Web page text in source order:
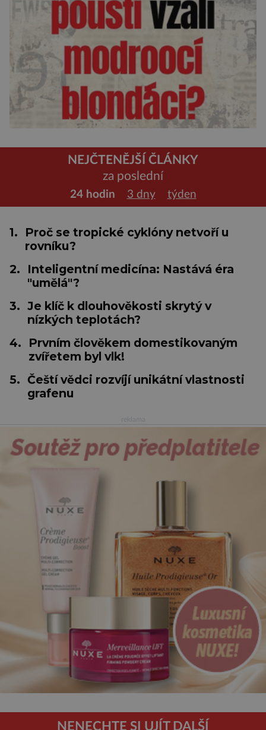
NEJČTENĚJŠÍ ČLÁNKY
za poslední
24 hodin 3 dny týden
1.
Proč se tropické cyklóny netvoří u
rovníku?
2.
Inteligentní medicína: Nastává éra
"umělá"?
3. Je klíč k dlouhověkosti skrytý v
nízkých teplotách?
4.
Prvním člověkem domestikovaným
zvířetem byl vlk!
5. Čeští vědci rozvíjí unikátní vlastnosti
grafenu
NENECHTE SI UJÍT DALŠÍ